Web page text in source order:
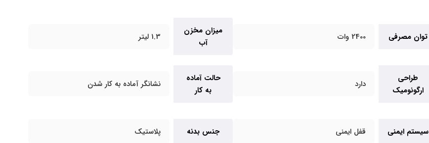
توان مصرفی 2400 وات
میزان مخزن
آب
1.3 لیتر
طراحی
ارگونومیک
دارد
حالت آماده
به کار
نشانگر آماده به کار شدن
سیستم ایمنی قفل ایمنی جنس بدنه پلاستیک